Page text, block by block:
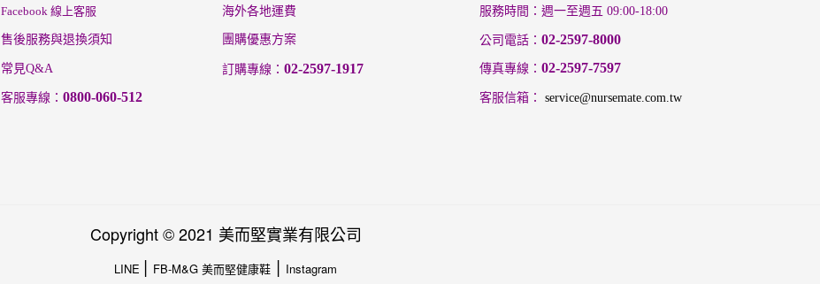
Facebook 線上客服 海外各地運費 服務時間：週一至週五 09:00-18:00
售後服務與退換須知 團購優惠方案 公司電話： 02-2597-8000
常見Q&A 訂購專線： 02-2597-1917 傳真專線： 02-2597-7597
客服專線： 0800-060-512 客服信箱 ： service@nursemate.com.tw
Copyright © 2021 美而堅實業有限公司
LINE | FB-M&G 美而堅健康鞋 | Instagram